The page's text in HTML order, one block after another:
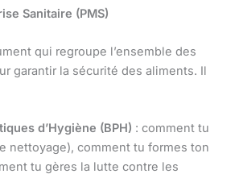
Sanitaire (PMS)
qui regroupe l’ensemble des
garantir la sécurité des aliments. Il
d’Hygiène (BPH) : comment tu
nettoyage), comment tu formes ton
tu gères la lutte contre les